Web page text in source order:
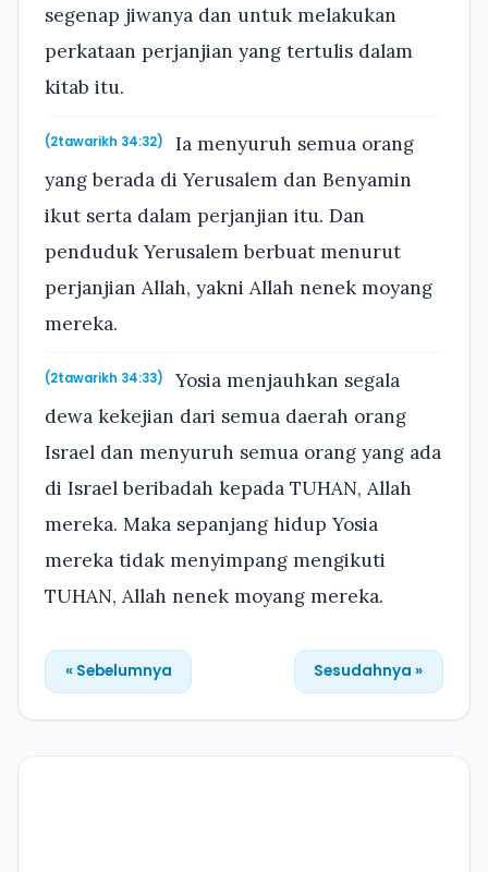
segenap jiwanya dan untuk melakukan
perkataan perjanjian yang tertulis dalam
kitab itu.
(2tawarikh 34:32)
Ia menyuruh semua orang
yang berada di Yerusalem dan Benyamin
ikut serta dalam perjanjian itu. Dan
penduduk Yerusalem berbuat menurut
perjanjian Allah, yakni Allah nenek moyang
mereka.
(2tawarikh 34:33)
Yosia menjauhkan segala
dewa kekejian dari semua daerah orang
Israel dan menyuruh semua orang yang ada
di Israel beribadah kepada TUHAN, Allah
mereka. Maka sepanjang hidup Yosia
mereka tidak menyimpang mengikuti
TUHAN, Allah nenek moyang mereka.
« Sebelumnya Sesudahnya »